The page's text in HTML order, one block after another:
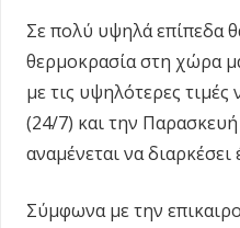
Σε πολύ υψηλά επίπεδα
θερμοκρασία στη χώρα
με τις υψηλότερες
(24/7) και την
αναμένεται να
Σύμφωνα με την